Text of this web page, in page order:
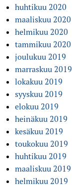
huhtikuu 2020
maaliskuu 2020
helmikuu 2020
tammikuu 2020
joulukuu 2019
marraskuu 2019
lokakuu 2019
syyskuu 2019
elokuu 2019
heinäkuu 2019
kesäkuu 2019
toukokuu 2019
huhtikuu 2019
maaliskuu 2019
helmikuu 2019